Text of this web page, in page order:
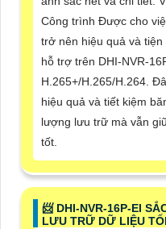
Công trình Được cho
trở nên hiệu quả và
hỗ trợ trên DHI-NVR-
H.265+/H.265/H.264.
hiệu quả và tiết kiệm
lượng lưu trữ mà vẫn
tốt.
📨 DHI-NVR-16P-EI
LƯU TRỮ DỮ LIỆU